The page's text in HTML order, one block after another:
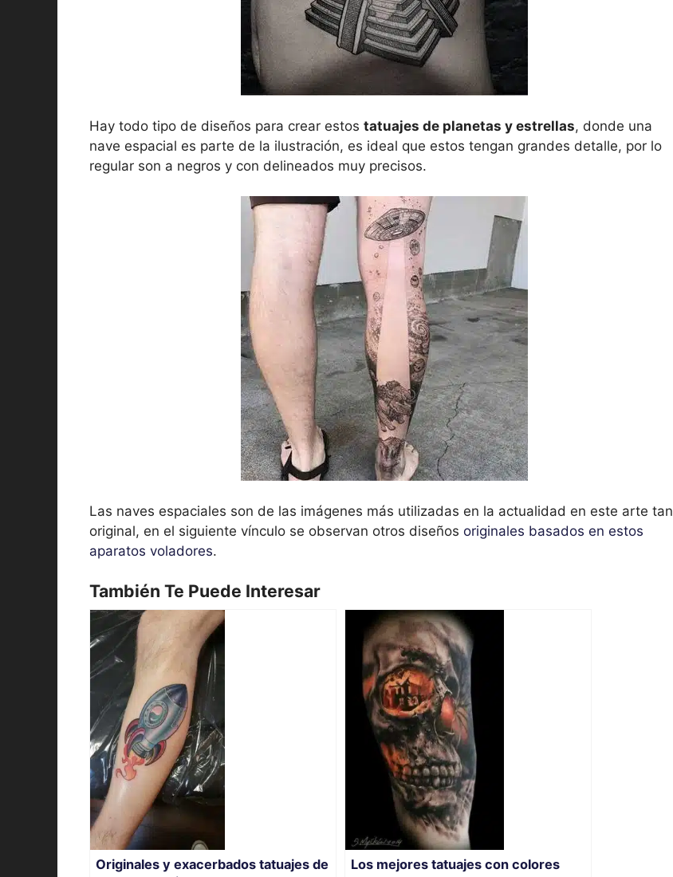
Hay todo tipo de diseños para crear estos tatuajes de planetas y estrellas, donde una
nave espacial es parte de la ilustración, es ideal que estos tengan grandes detalle, por lo
regular son a negros y con delineados muy precisos.
Las naves espaciales son de las imágenes más utilizadas en la actualidad en este arte tan
original, en el siguiente vínculo se observan otros diseños originales basados en estos
aparatos voladores.
También Te Puede Interesar
Originales y exacerbados tatuajes de
Los mejores tatuajes con colores